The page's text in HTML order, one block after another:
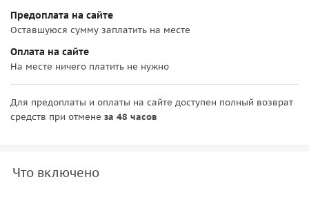
Предоплата на сайте
Оставшуюся сумму заплатить на месте
Оплата на сайте
На месте ничего платить не нужно
Для предоплаты и оплаты на сайте доступен полный возврат
средств при отмене за 48 часов
Что включено